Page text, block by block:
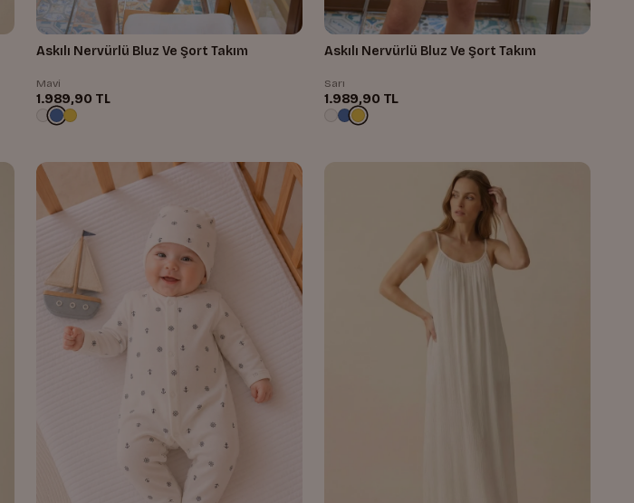
Askılı Nervürlü Bluz Ve Şort Takım
Mavi
1.989,90 TL
Askılı Nervürlü Bluz Ve Şort Takım
Sarı
1.989,90 TL